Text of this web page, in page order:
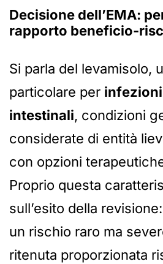
Decisione dell’EMA:
rapporto beneficio-
Si parla del levamisolo,
particolare per
intestinali, condizioni
considerate di entità
con opzioni
Proprio questa
sull’esito della
un rischio raro ma
ritenuta proporzionata